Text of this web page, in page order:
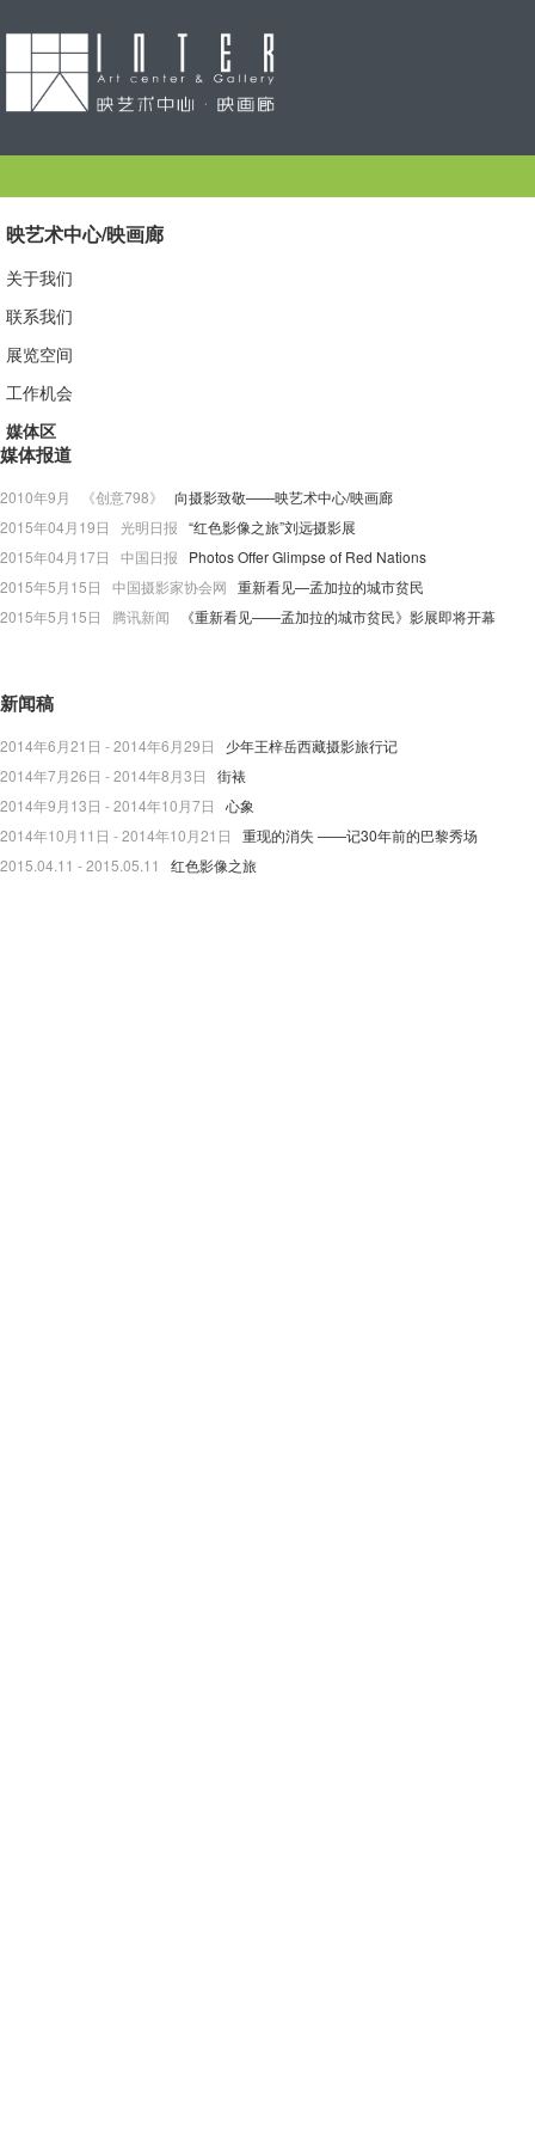
映艺术中心/映画廊
关于我们
联系我们
展览空间
工作机会
媒体区
媒体报道
2010年9月 《创意798》
向摄影致敬——映艺术中心/映画廊
2015年04月19日 光明日报 “红色影像之旅”刘远摄影展
2015年04月17日 中国日报
Photos Offer Glimpse of Red Nations
2015年5月15日 中国摄影家协会网 重新看见—孟加拉的城市贫民
2015年5月15日 腾讯新闻 《重新看见——孟加拉的城市贫民》影展即将开幕
新闻稿
2014年6月21日 - 2014年6月29日
少年王梓岳西藏摄影旅行记
2014年7月26日 - 2014年8月3日
街裱
2014年9月13日 - 2014年10月7日
心象
2014年10月11日 - 2014年10月21日
重现的消失 ——记30年前的巴黎秀场
2015.04.11 - 2015.05.11
红色影像之旅